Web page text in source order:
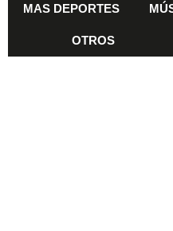
MAS DEPORTES
OTROS